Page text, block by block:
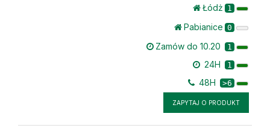
Łódż 1
Pabianice 0
Zamów do 10.20 1
24H 1
48H >6
ZAPYTAJ O PRODUKT